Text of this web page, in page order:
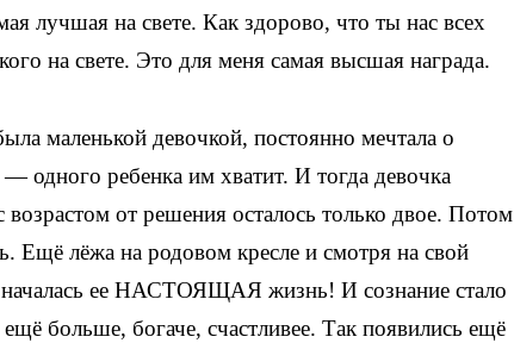
лучшая на свете. Как здорово, что ты нас всех
на свете. Это для меня самая высшая награда.
маленькой девочкой, постоянно мечтала о
одного ребенка им хватит. И тогда девочка
от решения осталось только двое. Потом
Ещё лёжа на родовом кресле и смотря на свой
ее НАСТОЯЩАЯ жизнь! И сознание стало
больше, богаче, счастливее. Так появились ещё